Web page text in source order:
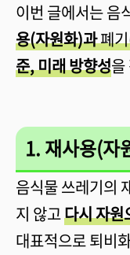
이번 글에서는 음
용(자원화)과폐
준, 미래 방향성을
1. 재사용(자
음식물 쓰레기의
지 않고다시 자원
대표적으로 퇴비